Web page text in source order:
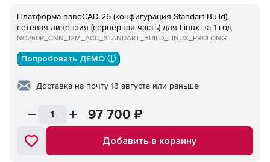
Платформа nanoCAD 26 (конфигурация Standart Build),
сетевая лицензия (серверная часть) для Linux на 1 год
NC260P_CNN_12M_ACC_STANDART_BUILD_LINUX_PROLONG
Попробовать ДЕМО ⓘ
Доставка на почту 13 августа или раньше
97 700 ₽
Добавить в корзину